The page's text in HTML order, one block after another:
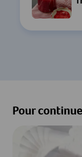
Pour